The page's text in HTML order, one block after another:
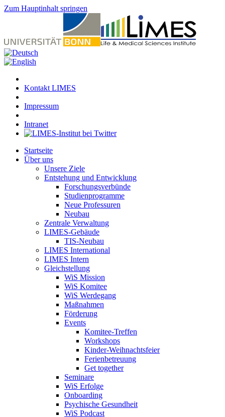
Zum Hauptinhalt springen
Kontakt LIMES
Impressum
Intranet
Startseite
Über uns
Unsere Ziele
Entstehung und Entwicklung
Forschungsverbünde
Studienprogramme
Neue Professuren
Neubau
Zentrale Verwaltung
LIMES-Gebäude
TIS-Neubau
LIMES International
LIMES Intern
Gleichstellung
WiS Mission
WiS Komitee
WiS Werdegang
Maßnahmen
Förderung
Events
Komitee-Treffen
Workshops
Kinder-Weihnachtsfeier
Ferienbetreuung
Get together
Seminare
WiS Erfolge
Onboarding
Psychische Gesundheit
WiS Podcast